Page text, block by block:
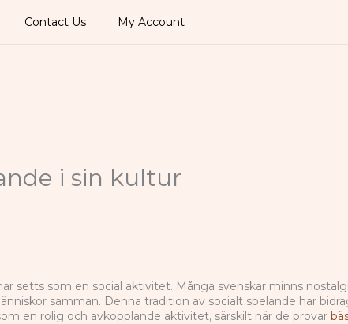
Contact Us My Account
i sin kultur
setts som en social aktivitet. Många svenskar minns
samman. Denna tradition av socialt spelande har
en rolig och avkopplande aktivitet, särskilt när de provar